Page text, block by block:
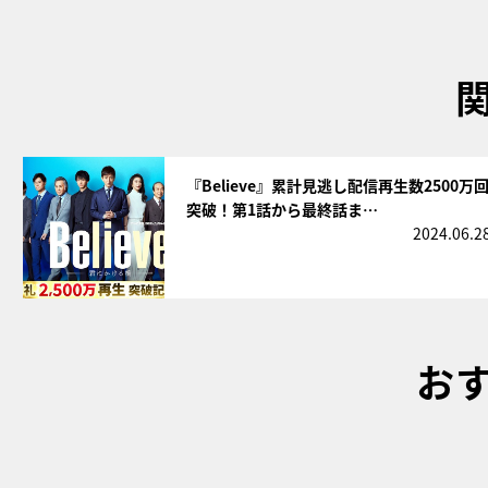
『Believe』累計見逃し配信再生数2500万回
突破！第1話から最終話ま…
お